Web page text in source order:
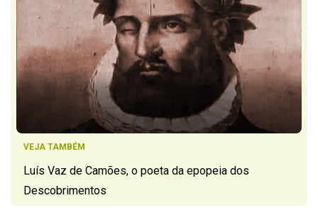
VEJA TAMBÉM
Luís Vaz de Camões, o poeta da epopeia dos
Descobrimentos